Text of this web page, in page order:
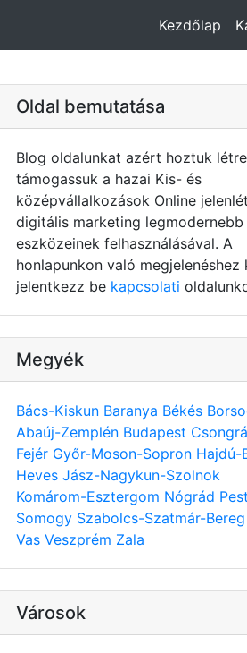
Kezdőlap
Oldal bemutatása
Blog oldalunkat azért hoztuk
támogassuk a hazai Kis- és
középvállalkozások Online
digitális marketing legmodernebb
eszközeinek felhasználásával. A
honlapunkon való megjelenéshez
jelentkezz be kapcsolati
Megyék
Bács-Kiskun Baranya Békés
Abaúj-Zemplén Budapest
Fejér Győr-Moson-Sopron Hajdú-
Heves Jász-Nagykun-Szolnok
Komárom-Esztergom Nógrád Pest
Somogy Szabolcs-Szatmár-Bereg
Vas Veszprém Zala
Városok